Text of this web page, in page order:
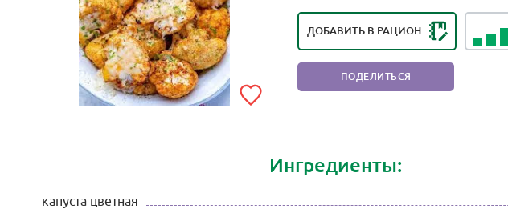
ДОБАВИТЬ В РАЦИОН
ПОДЕЛИТЬСЯ
Ингредиенты:
капуста цветная